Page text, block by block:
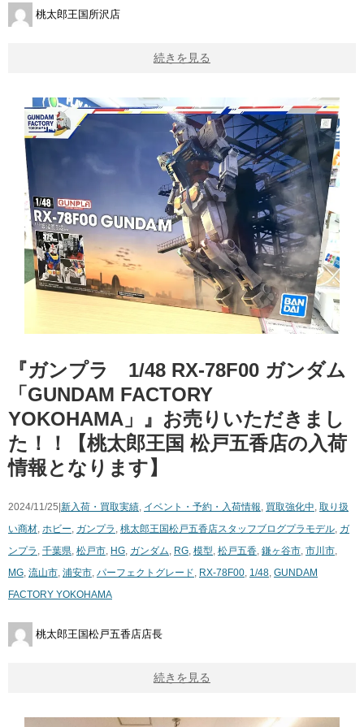
桃太郎王国所沢店
続きを見る
『ガンプラ 1/48 RX-78F00 ガンダム
「GUNDAM FACTORY
YOKOHAMA」』お売りいただきまし
た！！【桃太郎王国 松戸五香店の入荷
情報となります】
2024/11/25| 新入荷・買取実績, イベント・予約・入荷情報, 買取強化中, 取り扱
い商材, ホビー, ガンプラ , 桃太郎王国松戸五香店スタッフブログプラモデル, ガ
ンプラ , 千葉県, 松戸市, HG, ガンダム, RG, 模型, 松戸五香, 鎌ヶ谷市, 市川市,
MG, 流山市, 浦安市, パーフェクトグレード, RX-78F00, 1/48, GUNDAM
FACTORY YOKOHAMA
桃太郎王国松戸五香店店長
続きを見る